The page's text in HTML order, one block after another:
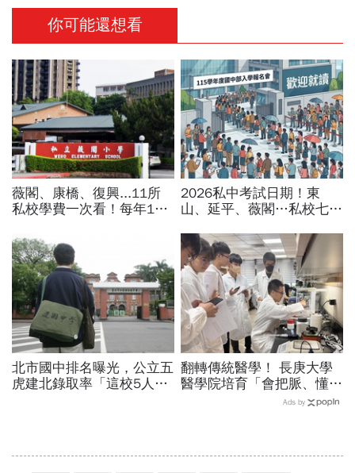
你可能還想看
薇閣、康橋、復興...11所
私校學費一次看！每年100
出孩子教育費、還能兼存退
休金
2026私中考試日期！東
山、延平、薇閣…私校七雄
明會，私立國中公立國中怎
麼選
北市國中排名曝光，公立五
虎建北錄取率「這校5人就
翻轉傳統醫學！ 長庚大學
醫學院培育「會把脈、懂
AI」的中西醫雙修醫師
Ads by